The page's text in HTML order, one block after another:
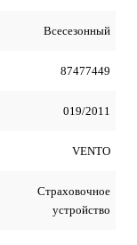
Всесезонный
87477449
019/2011
VENTO
Страховочное
устройство